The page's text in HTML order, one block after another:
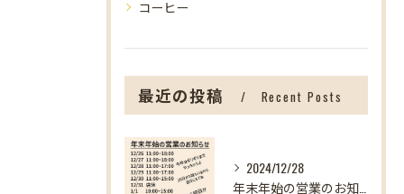
コーヒー
最近の投稿 Recent Posts
2024/12/28